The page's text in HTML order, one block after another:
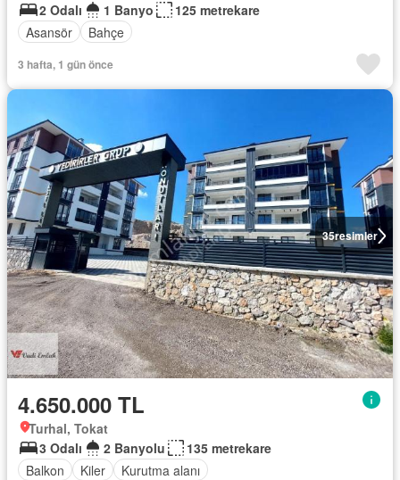
2 Odalı
1 Banyo
125 metrekare
Asansör
Bahçe
3 hafta, 1 gün önce
35resimler
4.650.000 TL
Turhal, Tokat
3 Odalı
2 Banyolu
135 metrekare
Balkon
Kiler Kurutma alanı